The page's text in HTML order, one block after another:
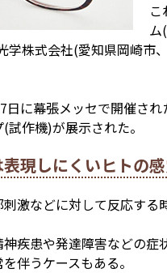
ム
学株式会社(愛知県岡崎市
日に幕張メッセで開催さ
試作機)が展示された。
現しにくいヒトの
刺激などに対して反応する
神疾患や発達障害などの症
伴うケースもある。